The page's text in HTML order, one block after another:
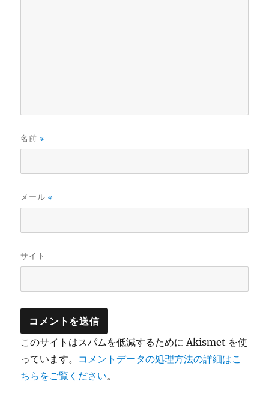
名前※
メール※
サイト
このサイトはスパムを低減するために Akismet を使
っています。 コメントデータの処理方法の詳細はこ
ちらをご覧ください。